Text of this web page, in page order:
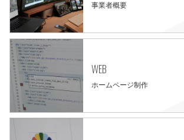
事業者概要
WEB
ホームページ制作